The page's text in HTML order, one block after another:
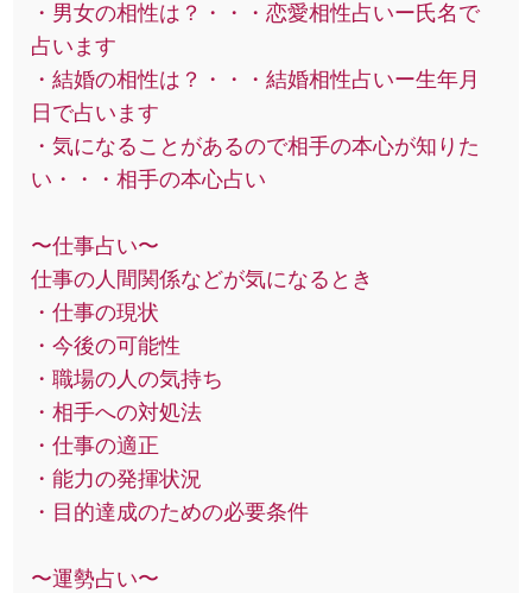
・男女の相性は？・・・恋愛相性占いー氏名で
占います
・結婚の相性は？・・・結婚相性占いー生年月
日で占います
・気になることがあるので相手の本心が知りた
い・・・相手の本心占い
〜仕事占い〜
仕事の人間関係などが気になるとき
・仕事の現状
・今後の可能性
・職場の人の気持ち
・相手への対処法
・仕事の適正
・能力の発揮状況
・目的達成のための必要条件
〜運勢占い〜